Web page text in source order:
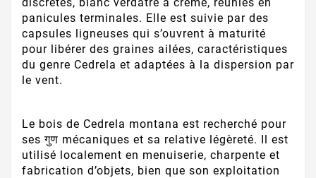
panicules terminales. Elle est suivie par des
capsules ligneuses qui s’ouvrent à maturité
pour libérer des graines ailées, caractéristiques
du genre Cedrela et adaptées à la dispersion par
le vent.
Le bois de Cedrela montana est recherché pour
ses गुण mécaniques et sa relative légèreté. Il est
utilisé localement en menuiserie, charpente et
fabrication d’objets, bien que son exploitation